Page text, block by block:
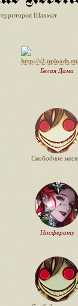
Шахмат
Белая Дама
Свободное
Носферату